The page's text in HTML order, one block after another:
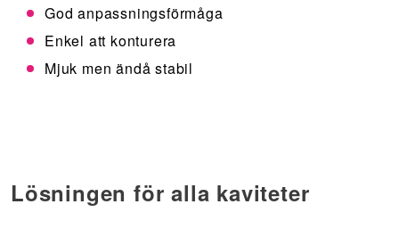
God anpassningsförmåga
Enkel att konturera
Mjuk men ändå stabil
Lösningen för alla kaviteter